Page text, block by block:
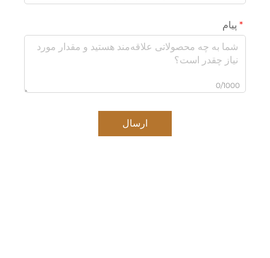
پیام
0/1000
ارسال